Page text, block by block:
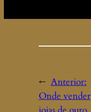
← Anterior:
Onde vender